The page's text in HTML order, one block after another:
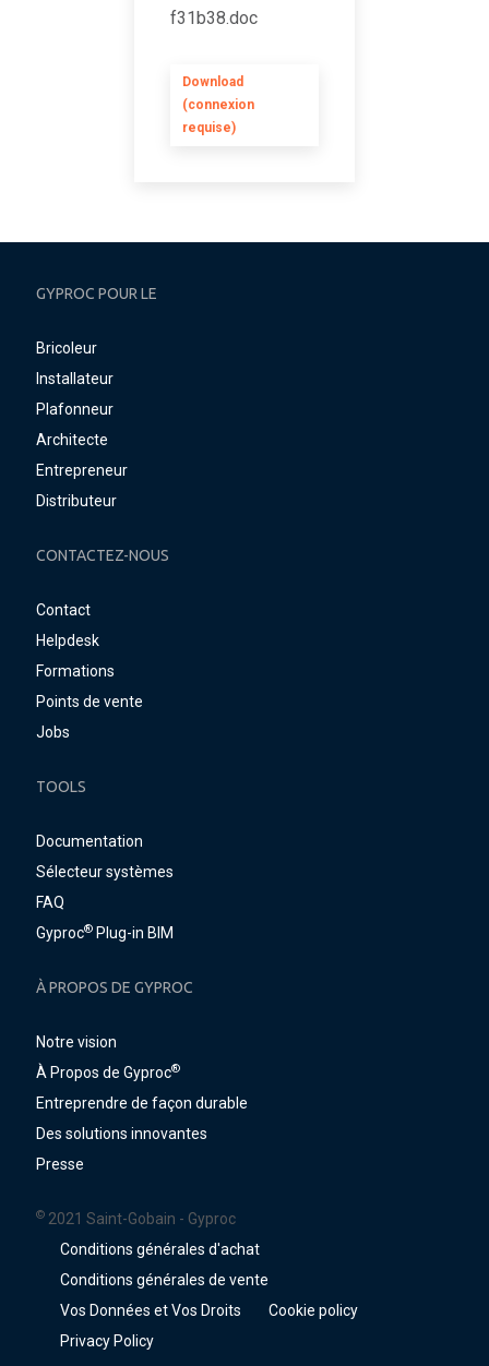
f31b38.doc
Download
(connexion
requise)
GYPROC POUR LE
Bricoleur
Installateur
Plafonneur
Architecte
Entrepreneur
Distributeur
CONTACTEZ-NOUS
Contact
Helpdesk
Formations
Points de vente
Jobs
TOOLS
Documentation
Sélecteur systèmes
FAQ
Gyproc® Plug-in BIM
À PROPOS DE GYPROC
Notre vision
À Propos de Gyproc®
Entreprendre de façon durable
Des solutions innovantes
Presse
© 2021 Saint-Gobain - Gyproc
Conditions générales d'achat
Conditions générales de vente
Vos Données et Vos Droits
Cookie policy
Privacy Policy